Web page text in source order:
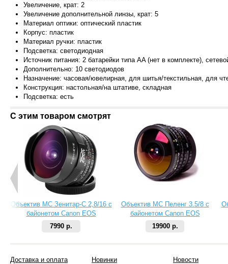
Увеличение, крат: 2
Увеличение дополнительной линзы, крат: 5
Материал оптики: оптический пластик
Корпус: пластик
Материал ручки: пластик
Подсветка: светодиодная
Источник питания: 2 батарейки типа AA (нет в комплекте),
Дополнительно: 10 светодиодов
Назначение: часовая/ювелирная, для шитья/текстильная, для
Конструкция: настольная/на штативе, складная
Подсветка: есть
С этим товаром смотрят
Объектив МС Зенитар-C 2,8/16 с
байонетом Canon EOS
7990 р.
Объектив МС Пеленг 3.5/8 с
байонетом Canon EOS
19900 р.
Доставка и оплата
Новинки
Новости